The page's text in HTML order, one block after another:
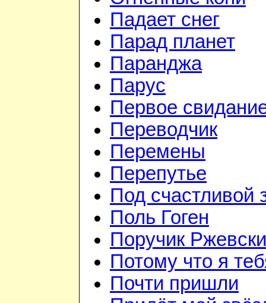
Падает снег
Парад планет
Паранджа
Парус
Первое
Переводчик
Перемены
Перепутье
Под счастливой
Поль Гоген
Поручик
Потому что я
Почти пришли